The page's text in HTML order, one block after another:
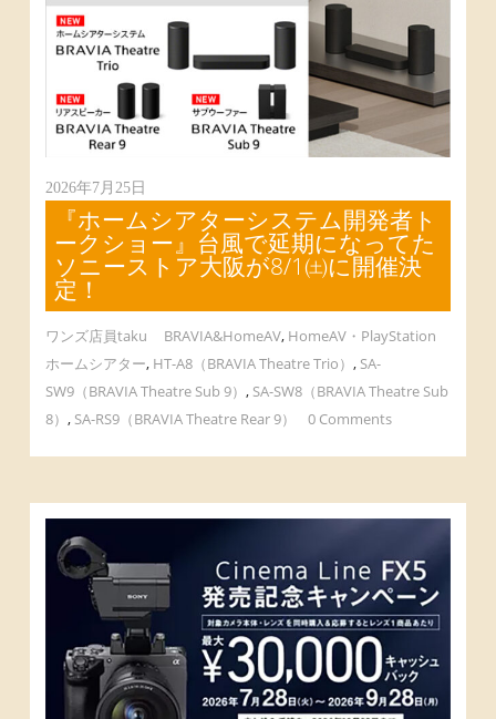
2026年7月25日
『ホームシアターシステム開発者ト
ークショー』台風で延期になってた
ソニーストア大阪が8/1㈯に開催決
定！
ワンズ店員taku BRAVIA&HomeAV, HomeAV・PlayStation
ホームシアター, HT-A8（BRAVIA Theatre Trio）, SA-
SW9（BRAVIA Theatre Sub 9）, SA-SW8（BRAVIA Theatre Sub
8）, SA-RS9（BRAVIA Theatre Rear 9） 0 Comments